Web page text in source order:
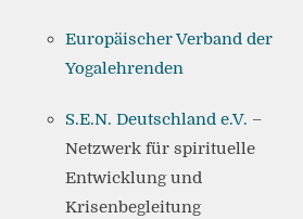
Europäischer Verband der
Yogalehrenden
S.E.N. Deutschland e.V. –
Netzwerk für spirituelle
Entwicklung und
Krisenbegleitung